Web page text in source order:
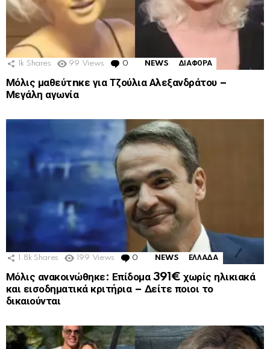
1k Shares 99 Views 0 Comments
NEWS ΔΙΑΦΟΡΑ
Μόλις μαθεύτnκε για Τζούλια Αλεξανδράτου –
Μεγάλη αγωνία
1.8k Shares 199 Views 0 Comments
NEWS ΕΛΛΑΔΑ
Μόλις ανακοινώθηκε: Επίδομα 391€ χωρίς ηλικιακά
και εισοδηματικά κριτήρια – Δείτε ποιοι το
δικαιούνται